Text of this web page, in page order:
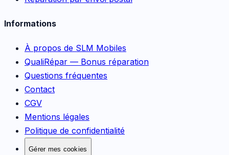
Informations
À propos de SLM Mobiles
QualiRépar — Bonus réparation
Questions fréquentes
Contact
CGV
Mentions légales
Politique de confidentialité
Gérer mes cookies